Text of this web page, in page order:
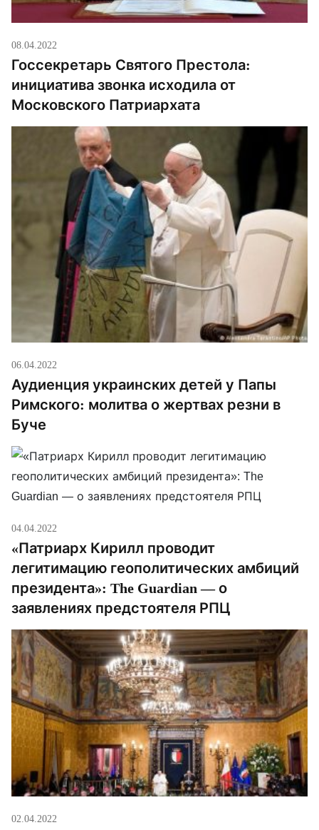
08.04.2022
Госсекретарь Святого Престола:
инициатива звонка исходила от
Московского Патриархата
06.04.2022
Аудиенция украинских детей у Папы
Римского: молитва о жертвах резни в
Буче
04.04.2022
«Патриарх Кирилл проводит
легитимацию геополитических амбиций
президента»: The Guardian — о
заявлениях предстоятеля РПЦ
02.04.2022